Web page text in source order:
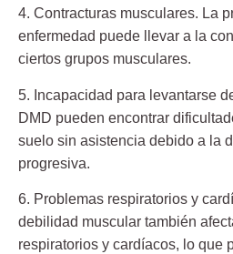
4. Contracturas musculares. La
enfermedad puede llevar a la
ciertos grupos musculares.
5. Incapacidad para levantarse
DMD pueden encontrar
suelo sin asistencia debido a la
progresiva.
6. Problemas respiratorios y
debilidad muscular también
respiratorios y cardíacos, lo que